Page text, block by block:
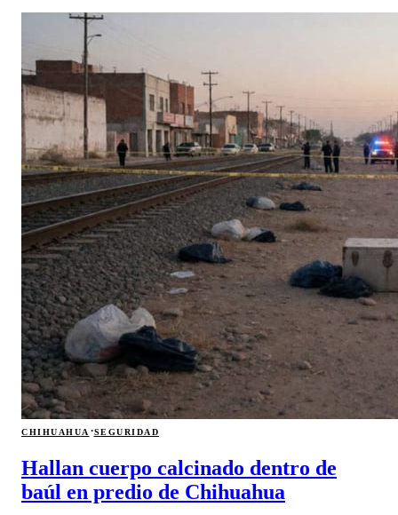
CHIHUAHUA ·SEGURIDAD
Hallan cuerpo calcinado dentro de
baúl en predio de Chihuahua